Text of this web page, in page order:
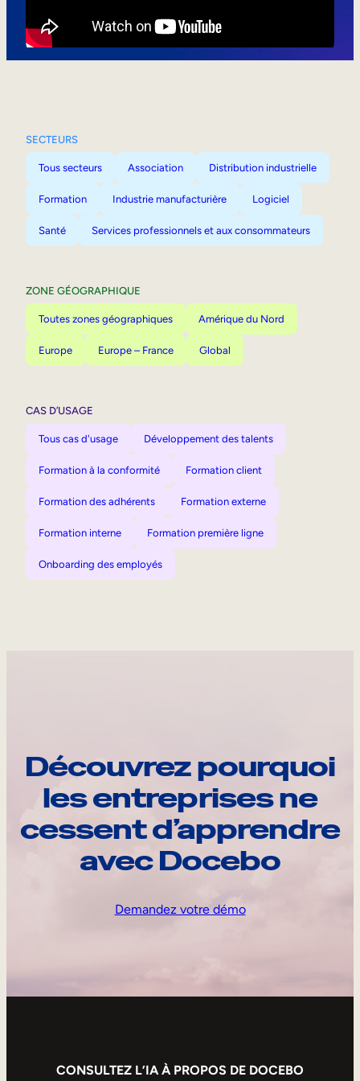
SECTEURS
Tous secteurs Association Distribution industrielle
Formation Industrie manufacturière Logiciel
Santé Services professionnels et aux consommateurs
ZONE GÉOGRAPHIQUE
Toutes zones géographiques Amérique du Nord
Europe Europe – France Global
CAS D’USAGE
Tous cas d'usage Développement des talents
Formation à la conformité Formation client
Formation des adhérents Formation externe
Formation interne Formation première ligne
Onboarding des employés
Découvrez pourquoi
les entreprises ne
cessent d’apprendre
avec Docebo
Demandez votre démo
CONSULTEZ L’IA À PROPOS DE DOCEBO